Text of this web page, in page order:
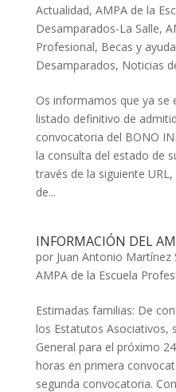
Actualidad, AMPA de la
Desamparados-La Salle,
Profesional, Becas y
Desamparados, Noticias
Os informamos que ya se
listado definitivo de
convocatoria del BONO
la consulta del estado de
través de la siguiente
de...
INFORMACIÓN DEL
por Juan Antonio Martínez
AMPA de la Escuela
Estimadas familias: De
los Estatutos Asociativos,
General para el próximo
horas en primera
segunda convocatoria.